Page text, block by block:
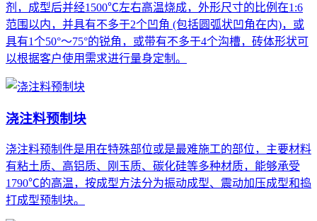
剂，成型后并经1500℃左右高温烧成，外形尺寸的比例在1:6
范围以内，并具有不多于2个凹角 (包括圆弧状凹角在内)，或
具有1个50°～75°的锐角，或带有不多于4个沟槽，砖体形状可
以根据客户使用需求进行量身定制。
浇注料预制块
浇注料预制件是用在特殊部位或是最难施工的部位，主要材料
有粘土质、高铝质、刚玉质、碳化硅等多种材质，能够承受
1790℃的高温，按成型方法分为振动成型、震动加压成型和捣
打成型预制块。